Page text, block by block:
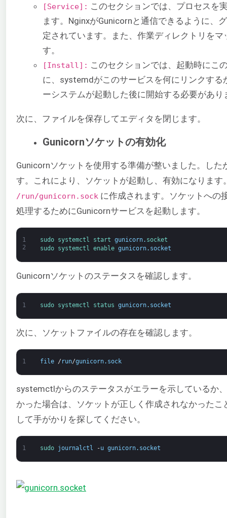
[Service]: このセクションでは、プロセスを
ます。NginxがGunicornと通信できるように、
定されています。また、作業ディレクトリを
す。
[Install]: このセクションでは、起動時にこ
に、systemdがこのサービスを何にリンクす
ーシステムが起動した後に開始する必要があり
次に、ファイルを保存してエディタを閉じます。
Gunicornソケットの有効化
Gunicornソケットを使用する準備が整いました。し
す。これにより、ソケットが起動し、有効になりま
/run/gunicorn.sock に作成されます。ソケットへの
処理するためにGunicornサービスを起動します。
1
2
sudo systemctl start gunicorn. socket
sudo systemctl enable gunicorn. socket
Gunicornソケットのステータスを確認します。
1 sudo systemctl status gunicorn. socket
次に、ソケットファイルの存在を確認します。
1 file / run/gunicorn. sock
systemctlからのステータスがエラーを示しているか
かった場合は、ソケットが正しく作成されなかった
して手がかりを探してください。
1 sudo journalctl -u gunicorn. socket